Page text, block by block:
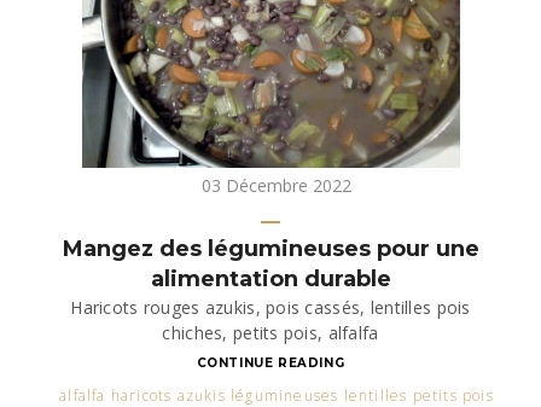
03 Décembre 2022
Mangez des légumineuses pour une
alimentation durable
Haricots rouges azukis, pois cassés, lentilles pois
chiches, petits pois, alfalfa
CONTINUE READING
alfalfa haricots azukis légumineuses lentilles petits pois